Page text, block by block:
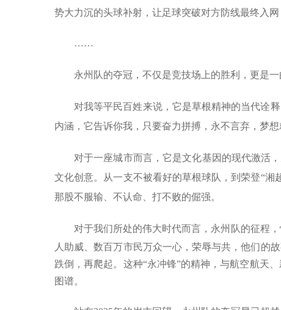
势大力沉的头球补射，让足球突破对方防线最终入
……
永州队的夺冠，不仅是竞技场上的胜利，更是
对我等平民百姓来说，它是草根精神的当代诠
内涵，它告诉你我，只要奋力拼搏，永不言弃，梦想
对于一座城市而言，它是文化基因的现代激活
文化创意。从一支不被看好的草根球队，到荣登“
那股不服输、不认命、打不败的倔强。
对于我们所处的伟大时代而言，永州队的征程
人助威、数百万市民万众一心，荣辱与共，他们的
跌倒，再爬起。这种“永冲锋”的精神，与航空航天
图谱。